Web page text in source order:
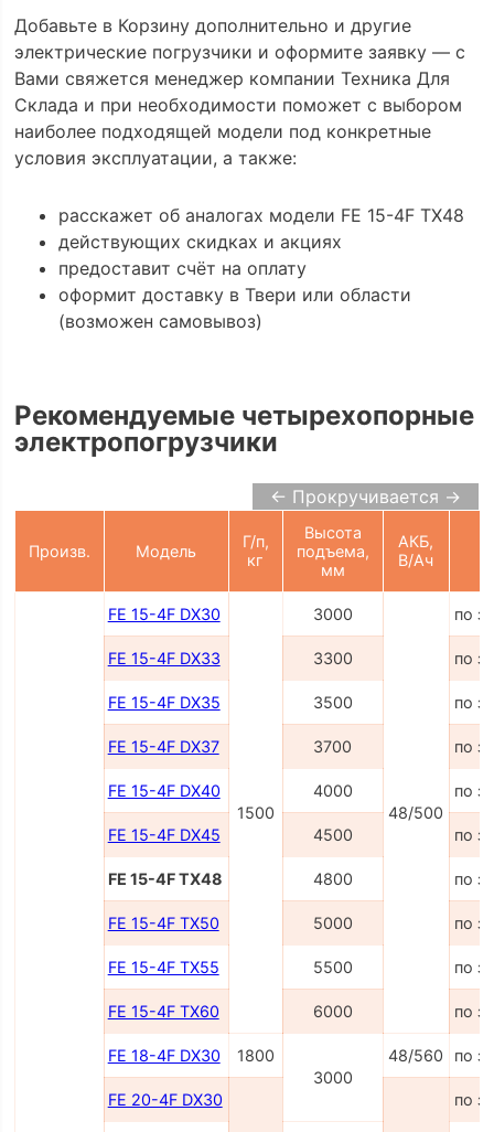
Добавьте в Корзину дополнительно и другие
электрические погрузчики и оформите заявку — с
Вами свяжется менеджер компании Техника Для
Склада и при необходимости поможет с выбором
наиболее подходящей модели под конкретные
условия эксплуатации, а также:
расскажет об аналогах модели FE 15-4F TX48
действующих скидках и акциях
предоставит счёт на оплату
оформит доставку в Твери или области
(возможен самовывоз)
Рекомендуемые четырехопорные
электропогрузчики
← Прокручивается →
Произв. Модель
Г/п,
кг
Высота
подъема,
мм
АКБ,
В/Ач
FE 15-4F DX30
1500
3000
48/500
по
FE 15-4F DX33 3300 по
FE 15-4F DX35 3500 по
FE 15-4F DX37 3700 по
FE 15-4F DX40 4000 по
FE 15-4F DX45 4500 по
FE 15-4F TX48 4800 по
FE 15-4F TX50 5000 по
FE 15-4F TX55 5500 по
FE 15-4F TX60 6000 по
FE 18-4F DX30
1800
3000
48/560 по
FE 20-4F DX30 по